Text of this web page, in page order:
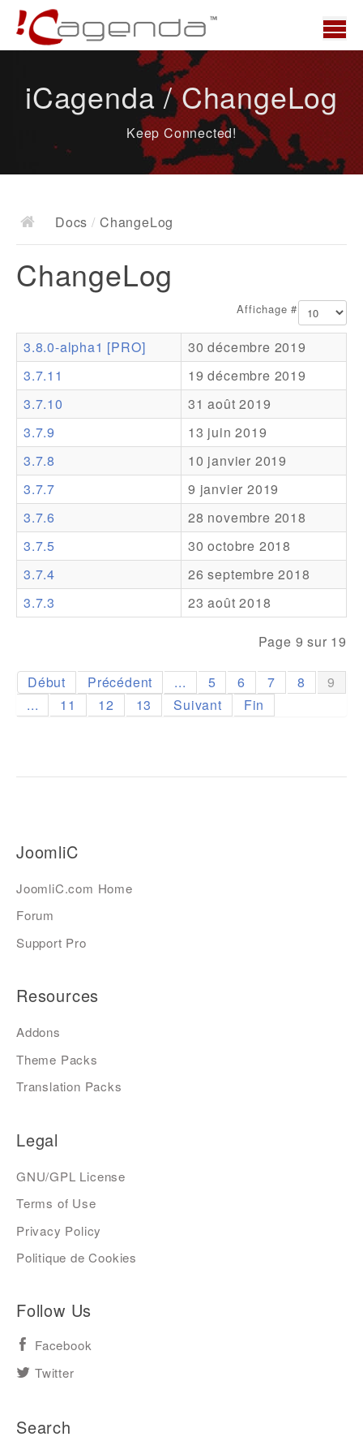
News
Docs
Documentation
Ressources
Addons
Theme Packs
Translation Packs
Support
Forum
iCagenda / ChangeLog
Keep Connected!
Docs / ChangeLog
ChangeLog
Affichage #
3.8.0-alpha1 [PRO]
30 décembre 2019
3.7.11
19 décembre 2019
3.7.10
31 août 2019
3.7.9
13 juin 2019
3.7.8
10 janvier 2019
3.7.7
9 janvier 2019
3.7.6
28 novembre 2018
3.7.5
30 octobre 2018
3.7.4
26 septembre 2018
3.7.3
23 août 2018
Page 9 sur 19
Début Précédent ... 5 6 7 8
9
...
11 12 13 Suivant Fin
JoomliC
JoomliC.com Home
Forum
Support Pro
Resources
Addons
Theme Packs
Translation Packs
Legal
GNU/GPL License
Terms of Use
Privacy Policy
Politique de Cookies
Follow Us
Facebook
Twitter
Search